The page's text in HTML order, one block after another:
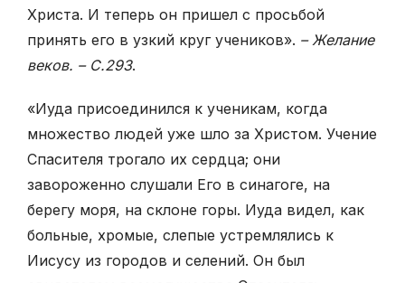
Христа. И теперь он пришел с просьбой
принять его в узкий круг учеников». – Желание
веков. – С.293.
«Иуда присоединился к ученикам, когда
множество людей уже шло за Христом. Учение
Спасителя трогало их сердца; они
завороженно слушали Его в синагоге, на
берегу моря, на склоне горы. Иуда видел, как
больные, хромые, слепые устремлялись к
Иисусу из городов и селений. Он был